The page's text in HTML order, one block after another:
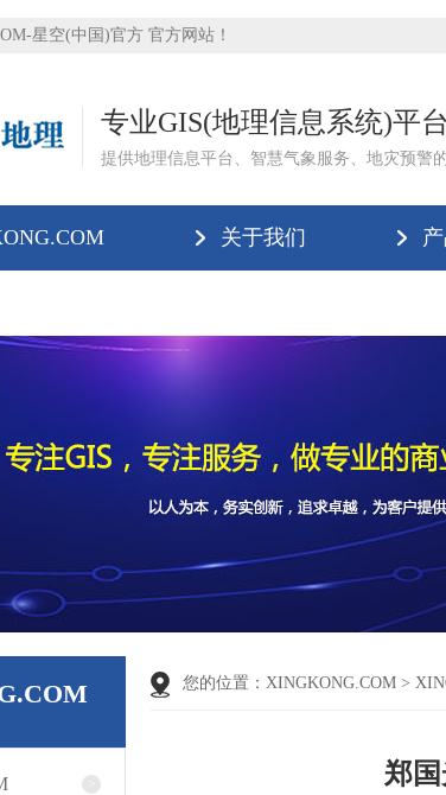
星空(中国)官方 官方网站！
专业GIS(地理信息系统)平
提供地理信息平台、智慧气象服务、地灾预警
关于我们
您的位置： XINGKONG.COM >
郑